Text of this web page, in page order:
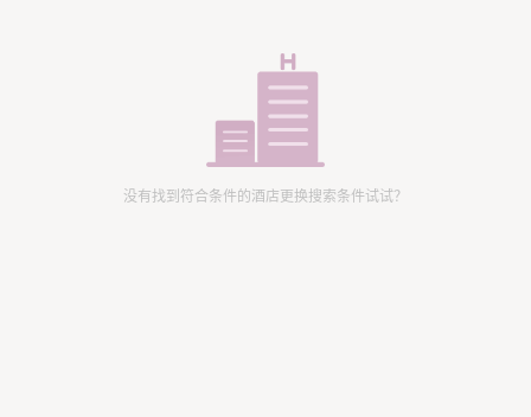
没有找到符合条件的酒店更换搜索条件试试？